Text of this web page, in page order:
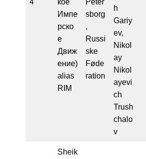
Импе
рско
е
Движ
ениe)
alias
RIM
sborg
,
Russi
ske
Føde
ration
h
Gariy
ev,
Nikol
ay
Nikol
ayevi
ch
Trush
chalo
v
Sheik